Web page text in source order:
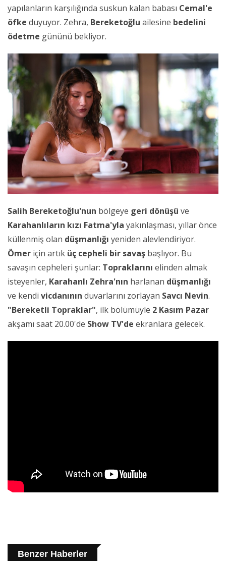
yapılanların karşılığında suskun kalan babası Cemal'e
öfke duyuyor. Zehra, Bereketoğlu ailesine bedelini
ödetme gününü bekliyor.
Salih Bereketoğlu'nun bölgeye geri dönüşü ve
Karahanlıların kızı Fatma'yla yakınlaşması, yıllar önce
küllenmiş olan düşmanlığı yeniden alevlendiriyor.
Ömer için artık üç cepheli bir savaş başlıyor. Bu
savaşın cepheleri şunlar: Topraklarını elinden almak
isteyenler, Karahanlı Zehra'nın harlanan düşmanlığı
ve kendi vicdanının duvarlarını zorlayan Savcı Nevin.
"Bereketli Topraklar", ilk bölümüyle 2 Kasım Pazar
akşamı saat 20.00'de Show TV'de ekranlara gelecek.
Benzer Haberler